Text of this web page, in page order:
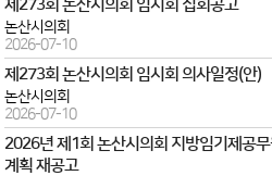
제273회 논산시의회 임시회 집회공고
논산시의회
2026-07-10
제273회 논산시의회 임시회 의사일정(안)
논산시의회
2026-07-10
2026년 제1회 논산시의회 지방임기제공
계획 재공고